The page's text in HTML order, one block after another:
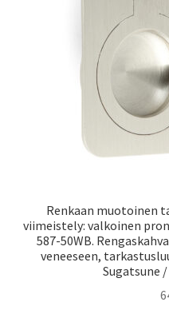
Renkaan muotoinen
viimeistely: valkoinen
587-50WB.
veneeseen,
Sugatsune